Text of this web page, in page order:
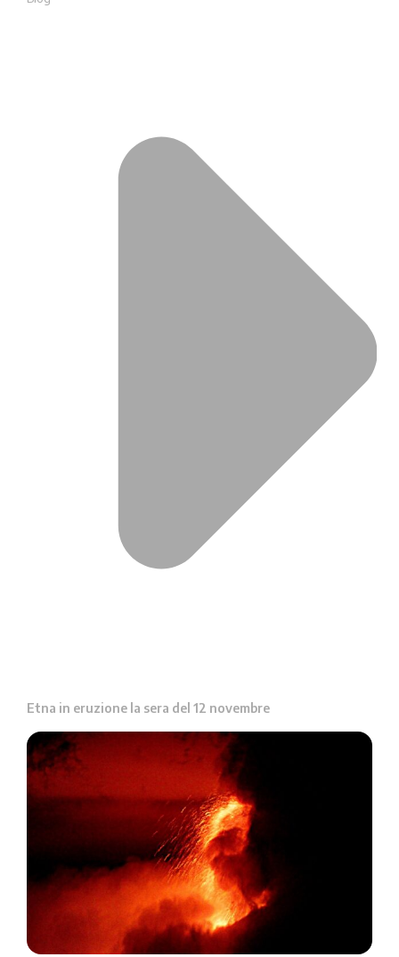
Etna in eruzione la sera del 12 novembre